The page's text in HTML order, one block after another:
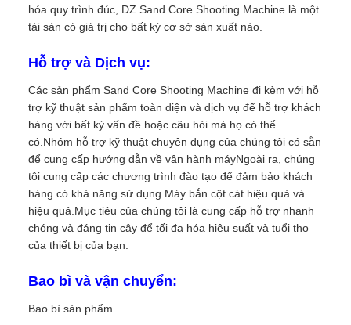
hóa quy trình đúc, DZ Sand Core Shooting Machine là một
tài sản có giá trị cho bất kỳ cơ sở sản xuất nào.
Hỗ trợ và Dịch vụ:
Các sản phẩm Sand Core Shooting Machine đi kèm với hỗ
trợ kỹ thuật sản phẩm toàn diện và dịch vụ để hỗ trợ khách
hàng với bất kỳ vấn đề hoặc câu hỏi mà họ có thể
có.Nhóm hỗ trợ kỹ thuật chuyên dụng của chúng tôi có sẵn
để cung cấp hướng dẫn về vận hành máyNgoài ra, chúng
tôi cung cấp các chương trình đào tạo để đảm bảo khách
hàng có khả năng sử dụng Máy bắn cột cát hiệu quả và
hiệu quả.Mục tiêu của chúng tôi là cung cấp hỗ trợ nhanh
chóng và đáng tin cậy để tối đa hóa hiệu suất và tuổi thọ
của thiết bị của bạn.
Bao bì và vận chuyển:
Bao bì sản phẩm